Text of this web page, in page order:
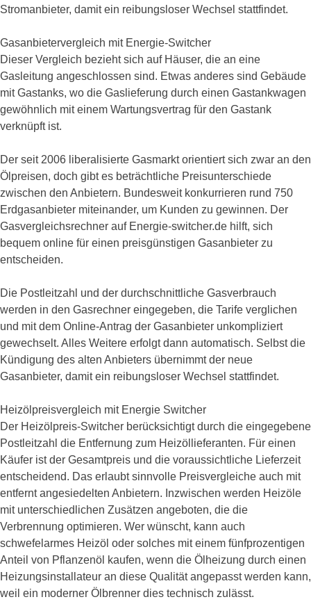
Stromanbieter, damit ein reibungsloser Wechsel stattfindet.
Gasanbietervergleich mit Energie-Switcher
Dieser Vergleich bezieht sich auf Häuser, die an eine
Gasleitung angeschlossen sind. Etwas anderes sind Gebäude
mit Gastanks, wo die Gaslieferung durch einen Gastankwagen
gewöhnlich mit einem Wartungsvertrag für den Gastank
verknüpft ist.
Der seit 2006 liberalisierte Gasmarkt orientiert sich zwar an den
Ölpreisen, doch gibt es beträchtliche Preisunterschiede
zwischen den Anbietern. Bundesweit konkurrieren rund 750
Erdgasanbieter miteinander, um Kunden zu gewinnen. Der
Gasvergleichsrechner auf Energie-switcher.de hilft, sich
bequem online für einen preisgünstigen Gasanbieter zu
entscheiden.
Die Postleitzahl und der durchschnittliche Gasverbrauch
werden in den Gasrechner eingegeben, die Tarife verglichen
und mit dem Online-Antrag der Gasanbieter unkompliziert
gewechselt. Alles Weitere erfolgt dann automatisch. Selbst die
Kündigung des alten Anbieters übernimmt der neue
Gasanbieter, damit ein reibungsloser Wechsel stattfindet.
Heizölpreisvergleich mit Energie Switcher
Der Heizölpreis-Switcher berücksichtigt durch die eingegebene
Postleitzahl die Entfernung zum Heizöllieferanten. Für einen
Käufer ist der Gesamtpreis und die voraussichtliche Lieferzeit
entscheidend. Das erlaubt sinnvolle Preisvergleiche auch mit
entfernt angesiedelten Anbietern. Inzwischen werden Heizöle
mit unterschiedlichen Zusätzen angeboten, die die
Verbrennung optimieren. Wer wünscht, kann auch
schwefelarmes Heizöl oder solches mit einem fünfprozentigen
Anteil von Pflanzenöl kaufen, wenn die Ölheizung durch einen
Heizungsinstallateur an diese Qualität angepasst werden kann,
weil ein moderner Ölbrenner dies technisch zulässt.